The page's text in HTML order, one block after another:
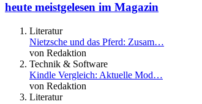
heute meistgelesen im Magazin
Literatur
Nietzsche und das Pferd: Zusam…
von Redaktion
Technik & Software
Kindle Vergleich: Aktuelle Mod…
von Redaktion
Literatur